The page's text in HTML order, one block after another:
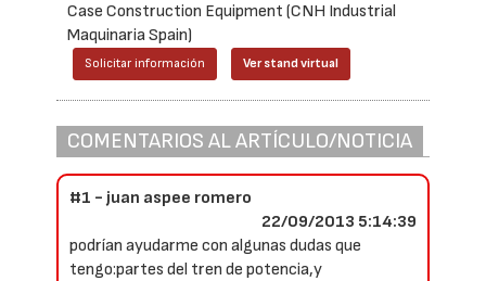
Case Construction Equipment (CNH Industrial
Maquinaria Spain)
Solicitar información Ver stand virtual
COMENTARIOS AL ARTÍCULO/NOTICIA
#1 - juan aspee romero
22/09/2013 5:14:39
podrían ayudarme con algunas dudas que
tengo:partes del tren de potencia,y